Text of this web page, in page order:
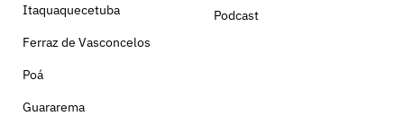
Itaquaquecetuba
Ferraz de Vasconcelos
Poá
Guararema
Podcast